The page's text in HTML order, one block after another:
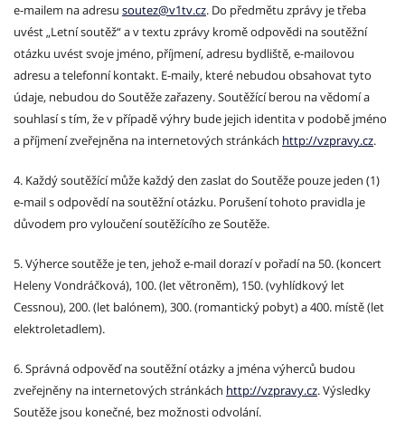
e-mailem na adresu soutez@v1tv.cz. Do předmětu zprávy je třeba
uvést „Letní soutěž“ a v textu zprávy kromě odpovědi na soutěžní
otázku uvést svoje jméno, příjmení, adresu bydliště, e-mailovou
adresu a telefonní kontakt. E-maily, které nebudou obsahovat tyto
údaje, nebudou do Soutěže zařazeny. Soutěžící berou na vědomí a
souhlasí s tím, že v případě výhry bude jejich identita v podobě jméno
a příjmení zveřejněna na internetových stránkách http://vzpravy.cz.
4. Každý soutěžící může každý den zaslat do Soutěže pouze jeden (1)
e-mail s odpovědí na soutěžní otázku. Porušení tohoto pravidla je
důvodem pro vyloučení soutěžícího ze Soutěže.
5. Výherce soutěže je ten, jehož e-mail dorazí v pořadí na 50. (koncert
Heleny Vondráčková), 100. (let větroněm), 150. (vyhlídkový let
Cessnou), 200. (let balónem), 300. (romantický pobyt) a 400. místě (let
elektroletadlem).
6. Správná odpověď na soutěžní otázky a jména výherců budou
zveřejněny na internetových stránkách http://vzpravy.cz. Výsledky
Soutěže jsou konečné, bez možnosti odvolání.